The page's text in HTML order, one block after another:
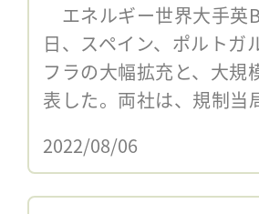
エネルギー世界大手英
日、スペイン、ポルトガ
フラの大幅拡充と、大
表した。両社は、規制当
2022/08/06